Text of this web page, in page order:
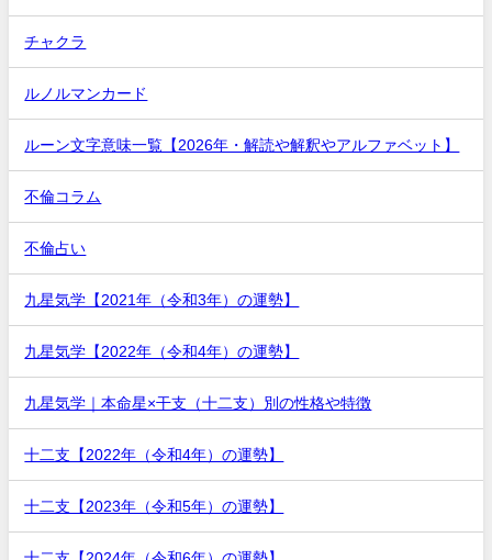
チャクラ
ルノルマンカード
ルーン文字意味一覧【2026年・解読や解釈やアルファベット】
不倫コラム
不倫占い
九星気学【2021年（令和3年）の運勢】
九星気学【2022年（令和4年）の運勢】
九星気学｜本命星×干支（十二支）別の性格や特徴
十二支【2022年（令和4年）の運勢】
十二支【2023年（令和5年）の運勢】